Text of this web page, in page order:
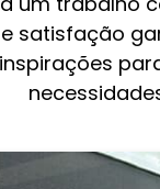
satisfação